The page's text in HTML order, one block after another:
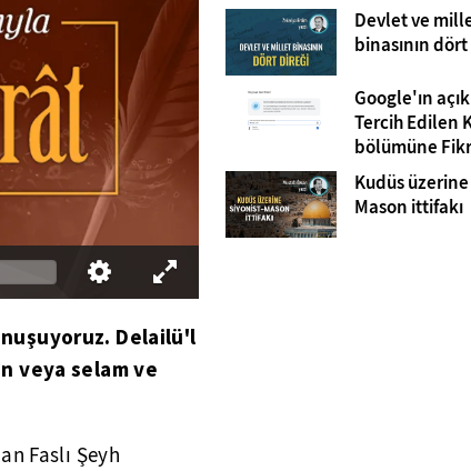
Delailü'l
veya selam ve
Faslı Şeyh
ve Tanklar
Gazze
Devlet ve
binasının
Google'ın
Tercih Edilen
bölümüne
eklemeyi
Kudüs
Mason ittifakı